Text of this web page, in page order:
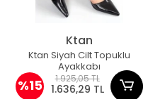
Ktan
Ktan Siyah Cilt Topuklu
Ayakkabı
%15 1.925,05 TL
1.636,29 TL